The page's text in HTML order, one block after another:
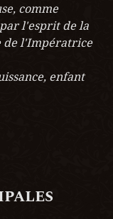
comme
l'esprit de la
de l'Impératrice
enfant